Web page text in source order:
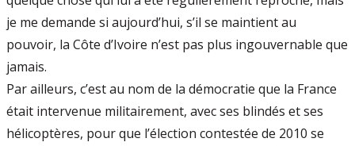
je me demande si aujourd’hui, s’il se maintient au
pouvoir, la Côte d’Ivoire n’est pas plus ingouvernable que
jamais.
Par ailleurs, c’est au nom de la démocratie que la France
était intervenue militairement, avec ses blindés et ses
hélicoptères, pour que l’élection contestée de 2010 se